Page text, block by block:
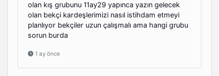
olan kış grubunu 11ay29 yapınca yazın gelecek
olan bekçi kardeşlerimizi nasıl istihdam etmeyi
planlıyor bekçiler uzun çalışmalı ama hangi grubu
sorun burda
1 ay önce